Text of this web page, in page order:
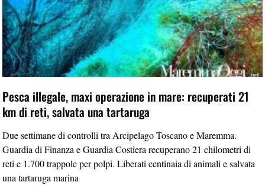
Pesca illegale, maxi operazione in mare: recuperati 21
km di reti, salvata una tartaruga
Due settimane di controlli tra Arcipelago Toscano e Maremma.
Guardia di Finanza e Guardia Costiera recuperano 21 chilometri di
reti e 1.700 trappole per polpi. Liberati centinaia di animali e salvata
una tartaruga marina